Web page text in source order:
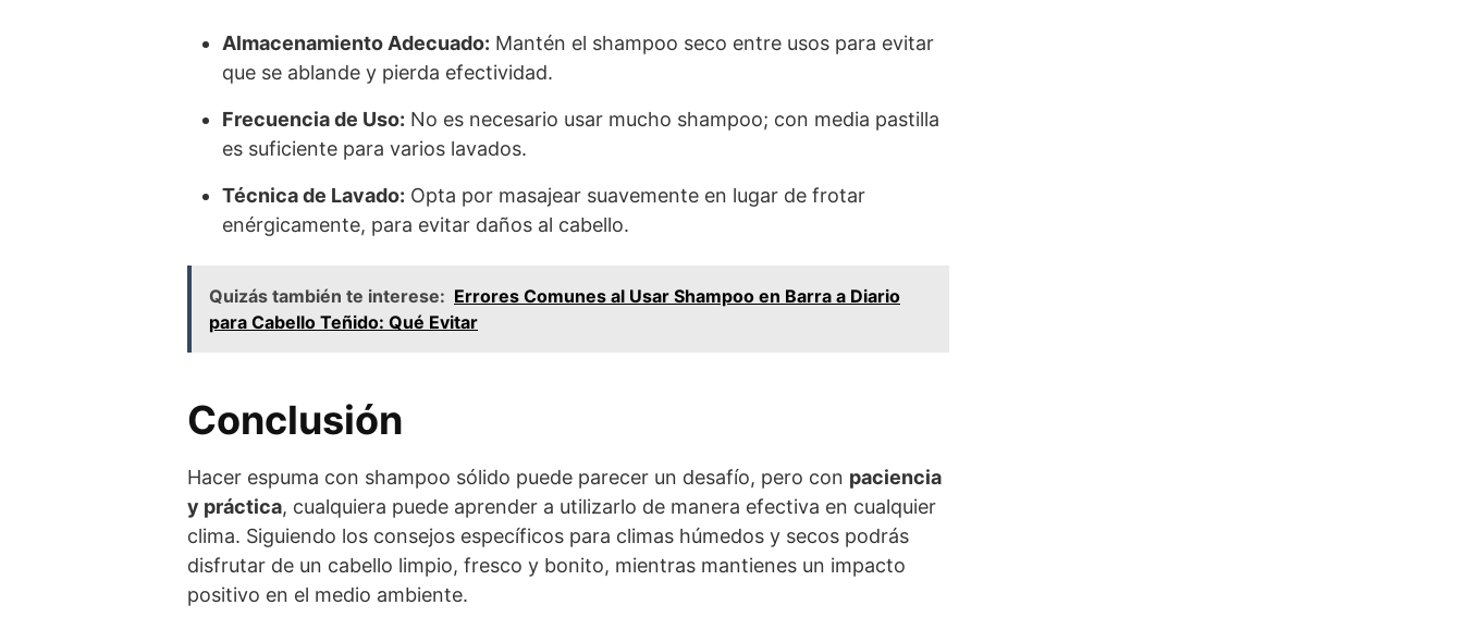
Almacenamiento Adecuado: Mantén el shampoo seco entre usos para evitar
que se ablande y pierda efectividad.
Frecuencia de Uso: No es necesario usar mucho shampoo; con media pastilla
es suficiente para varios lavados.
Técnica de Lavado: Opta por masajear suavemente en lugar de frotar
enérgicamente, para evitar daños al cabello.
Quizás también te interese: Errores Comunes al Usar Shampoo en Barra a Diario
para Cabello Teñido: Qué Evitar
Conclusión
Hacer espuma con shampoo sólido puede parecer un desafío, pero con paciencia
y práctica, cualquiera puede aprender a utilizarlo de manera efectiva en cualquier
clima. Siguiendo los consejos específicos para climas húmedos y secos podrás
disfrutar de un cabello limpio, fresco y bonito, mientras mantienes un impacto
positivo en el medio ambiente.